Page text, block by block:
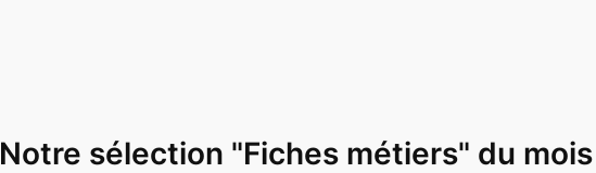
Notre sélection "Fiches métiers" du mois